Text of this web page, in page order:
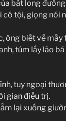
bát long
có tội, giọng nói
ông biết về mấy
túm lấy lão
tuy ngoại
gian điều trị.
lại xuống